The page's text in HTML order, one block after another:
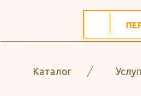
Каталог